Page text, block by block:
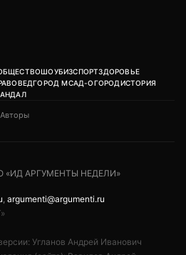
ШОУБИЗСПОРТЗДОРОВЬЕ
ГОРОД МСАД-ОГОРОДИСТОРИЯ
Авторы
«ИД АРГУМЕНТЫ НЕДЕЛИ»
argumenti@argumenti.ru
Угланов Андрей Иванович